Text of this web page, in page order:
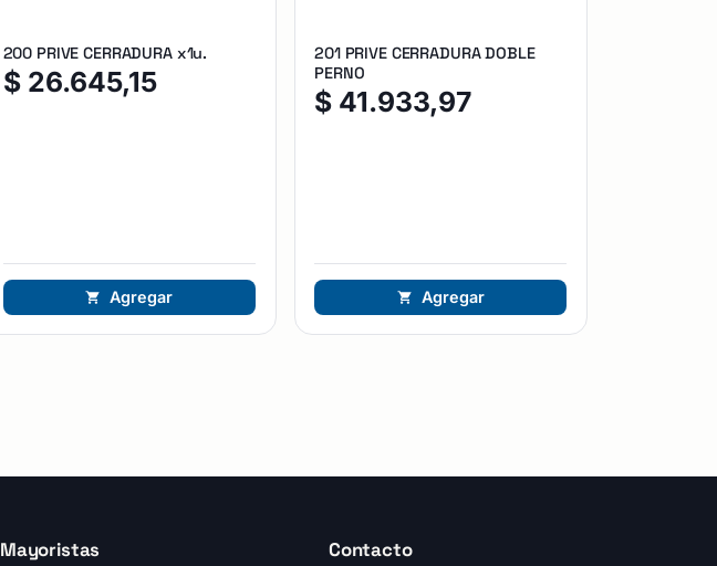
200 PRIVE CERRADURA x1u.
$ 26.645,15
Agregar
201 PRIVE CERRADURA DOBLE
PERNO
$ 41.933,97
Agregar
Mayoristas Contacto